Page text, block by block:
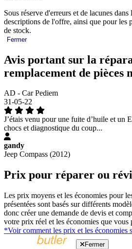
Sous réserve d'erreurs et de lacunes
descriptions de l'offre, ainsi que pour les
de stock.
Fermer
Avis portant sur la
remplacement de pièces
AD - Car Pediem
31-05-22
J’étais venu pour une fuite d’huile et un
chocs et diagnostique du coup...
gandy
Jeep Compass (2012)
Prix pour réparer ou
Les prix moyens et les économies pour
présentées sont basés sur différents
donc créer une demande de devis et
votre prix réel et les économies que vous
*Voir comment les prix et les économies
Fermer